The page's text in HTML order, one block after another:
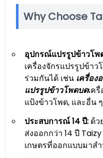
Why Choose
อุปกรณ์แปรรูปข้าวโ
เครื่องจักรแปรรูปข้า
ร่วมกันได้ เช่น เครื่อง
แปรรูปข้าวโพดบดเค
แป้งข้าวโพด, และอื่น ๆ
ประสบการณ์ 14 ปี: ด้ว
ส่งออกกว่า 14 ปี
เกษตรที่ออกแบบมาส